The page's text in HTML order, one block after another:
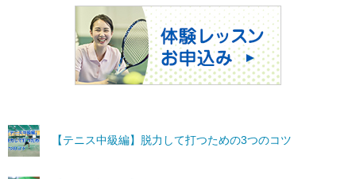
【テニス中級編】脱力して打つための3つのコツ